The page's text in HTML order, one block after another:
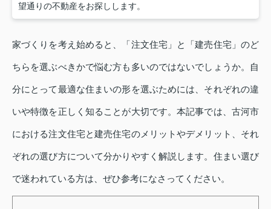
望通りの不動産をお探しします。
家づくりを考え始めると、「注文住宅」と「建売住宅」のど
ちらを選ぶべきかで悩む方も多いのではないでしょうか。自
分にとって最適な住まいの形を選ぶためには、それぞれの違
いや特徴を正しく知ることが大切です。本記事では、古河市
における注文住宅と建売住宅のメリットやデメリット、それ
ぞれの選び方について分かりやすく解説します。住まい選び
で迷われている方は、ぜひ参考になさってください。